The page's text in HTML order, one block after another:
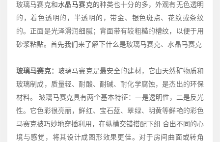
玻璃马赛克和水晶马赛克的种类也十分的多，外观有无色透明
的，着色透明的，半透明的，带金、银色斑点、花纹或条纹
的。正面是光泽滑润细腻；背面带有较粗糙的槽纹，以便于用
砂浆粘贴。首先我们来了解下什么是玻璃马赛克、水晶马赛克
玻璃马赛克： 玻璃马赛克是最安全的建材，它由天然矿物质和
玻璃制成，质量轻、耐酸、耐碱、耐化学腐蚀，是杰出的环保
材料。 玻璃马赛克具有两个基本特征：一是透明性，二是反光
性。它色彩很亮丽，鲜红、宝石蓝、翠绿、明黄等鲜艳的彩色
马赛克被巧妙地穿插利用，在纵横交错搭配下组 合出不同的心
境与感觉，将其设计成图形效果更佳。对于房间曲面或转角